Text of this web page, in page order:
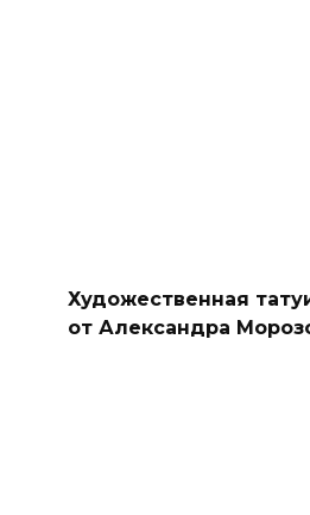
Художественная
от Александра